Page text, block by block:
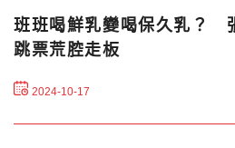
班班喝鮮乳變喝保久乳？
跳票荒腔走板
2024-10-17